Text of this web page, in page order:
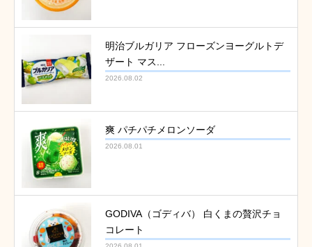
明治ブルガリア フローズンヨーグルトデ
ザート マス...
2026.08.02
爽 パチパチメロンソーダ
2026.08.01
GODIVA（ゴディバ） 白くまの贅沢チョ
コレート